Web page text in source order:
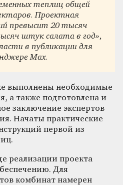
теплиц общей
Проектная
превысит 20 тысяч
штук салата в год»,
в публикации для
Max.
выполнены необходимые
а также подготовлена и
заключение экспертов
Начаты практические
первой из
реализации проекта
Для
комбинат намерен